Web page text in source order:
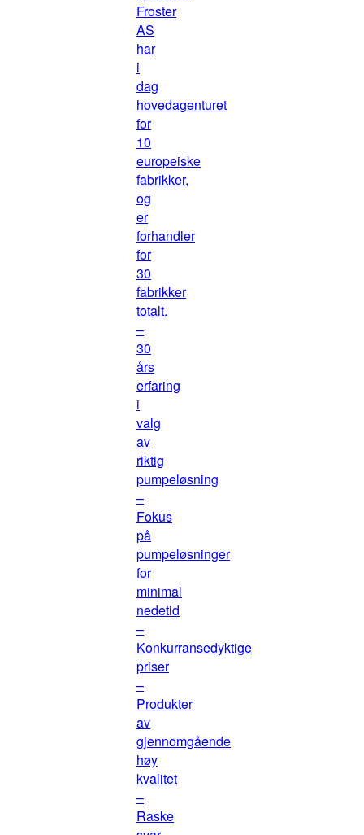
Froster
AS
har
i
dag
hovedagenturet
for
10
europeiske
fabrikker,
og
er
forhandler
for
30
fabrikker
totalt.
–
30
års
erfaring
i
valg
av
riktig
pumpeløsning
–
Fokus
på
pumpeløsninger
for
minimal
nedetid
–
Konkurransedyktige
priser
–
Produkter
av
gjennomgående
høy
kvalitet
–
Raske